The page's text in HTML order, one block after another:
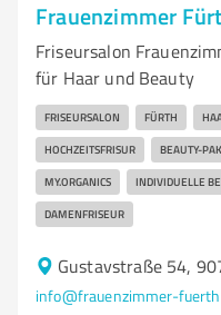
Frauenzimmer
Friseursalon
für Haar und Beauty
FRISEURSALON FÜRTH
HOCHZEITSFRISUR BEAUTY-
MY.ORGANICS INDIVIDUELLE
DAMENFRISEUR
Gustavstraße 54,
info@frauenzimmer-